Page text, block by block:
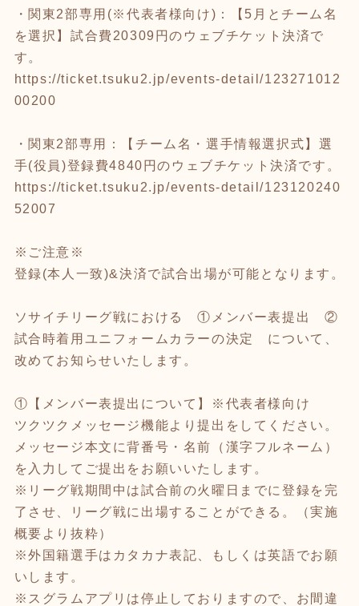
・関東2部専用(※代表者様向け)：【5月とチーム名
を選択】試合費20309円のウェブチケット決済で
す。
https://ticket.tsuku2.jp/events-detail/123271012
00200
・関東2部専用：【チーム名・選手情報選択式】選
手(役員)登録費4840円のウェブチケット決済です。
https://ticket.tsuku2.jp/events-detail/123120240
52007
※ご注意※
登録(本人一致)&決済で試合出場が可能となります。
ソサイチリーグ戦における ①メンバー表提出 ②
試合時着用ユニフォームカラーの決定 について、
改めてお知らせいたします。
①【メンバー表提出について】※代表者様向け
ツクツクメッセージ機能より提出をしてください。
メッセージ本文に背番号・名前（漢字フルネーム）
を入力してご提出をお願いいたします。
※リーグ戦期間中は試合前の火曜日までに登録を完
了させ、リーグ戦に出場することができる。（実施
概要より抜粋）
※外国籍選手はカタカナ表記、もしくは英語でお願
いします。
※スグラムアプリは停止しておりますので、お間違